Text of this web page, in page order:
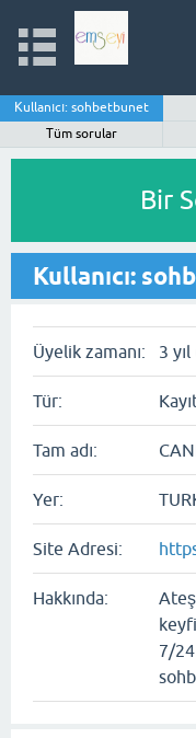
Kullanıcı: sohbetbunet
Tüm sorular
Bir
Kullanıcı:
Üyelik zamanı: 3
Tür:
Tam adı:
Yer:
Site Adresi:
Hakkında:
7/